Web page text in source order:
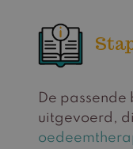
De
uitgevoerd,